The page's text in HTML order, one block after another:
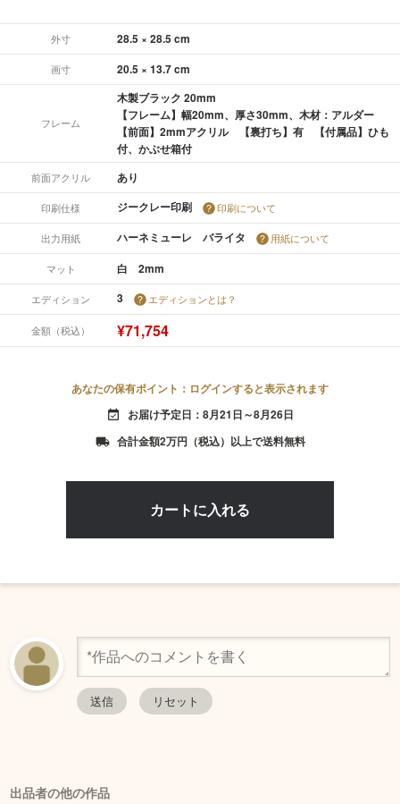
外寸 28.5 × 28.5 cm
画寸 20.5 × 13.7 cm
フレーム
木製ブラック 20mm
【フレーム】幅20mm、厚さ30mm、木材：アルダー
【前面】2mmアクリル 【裏打ち】有 【付属品】ひも
付、かぶせ箱付
前面アクリル あり
印刷仕様 ジークレー印刷 印刷について
出力用紙 ハーネミューレ バライタ 用紙について
マット 白 2mm
エディション 3 エディションとは？
金額（税込） ¥71,754
あなたの保有ポイント：ログインすると表示されます
event_available お届け予定日：8月21日～8月26日
local_shipping 合計金額2万円（税込）以上で送料無料
出品者の他の作品